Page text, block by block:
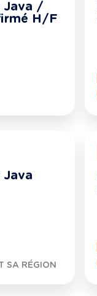
Java /
H/F
Java
SA RÉGION